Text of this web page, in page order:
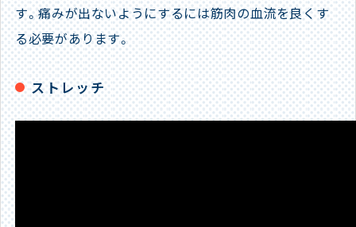
す。痛みが出ないようにするには筋肉の血流を良くす
る必要があります。
ストレッチ